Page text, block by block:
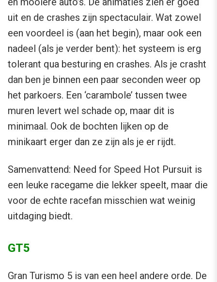
uit en de crashes zijn spectaculair. Wat zowel
een voordeel is (aan het begin), maar ook een
nadeel (als je verder bent): het systeem is erg
tolerant qua besturing en crashes. Als je crasht
dan ben je binnen een paar seconden weer op
het parkoers. Een ‘carambole’ tussen twee
muren levert wel schade op, maar dit is
minimaal. Ook de bochten lijken op de
minikaart erger dan ze zijn als je er rijdt.
Samenvattend: Need for Speed Hot Pursuit is
een leuke racegame die lekker speelt, maar die
voor de echte racefan misschien wat weinig
uitdaging biedt.
GT5
Gran Turismo 5 is van een heel andere orde. De